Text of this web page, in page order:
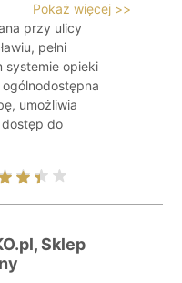
Pokaż więcej >>
przy ulicy
pełni
systemie opieki
umożliwia
do
Sklep